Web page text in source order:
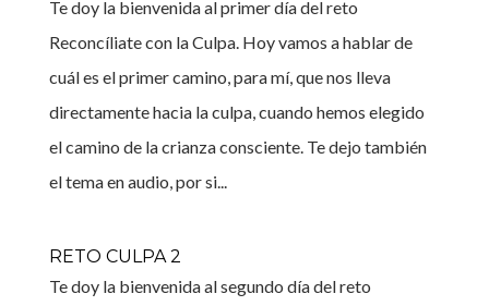
Te doy la bienvenida al primer día del reto
Reconcíliate con la Culpa. Hoy vamos a hablar de
cuál es el primer camino, para mí, que nos lleva
directamente hacia la culpa, cuando hemos elegido
el camino de la crianza consciente. Te dejo también
el tema en audio, por si...
RETO CULPA 2
Te doy la bienvenida al segundo día del reto